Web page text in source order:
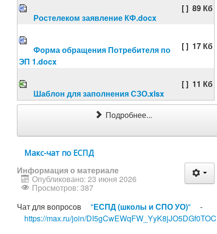
Ростелеком заявление КФ.docx
[ ] 89 Кб
Форма обращения Потребителя по
ЭП 1.docx
[ ] 17 Кб
Шаблон для заполнения СЗО.xlsx
[ ] 11 Кб
Подробнее...
Макс-чат по ЕСПД
Информация о материале
Опубликовано: 23 июня 2026
Просмотров: 387
Чат для вопросов
"ЕСПД (школы и СПО УО)"
-
https://max.ru/join/